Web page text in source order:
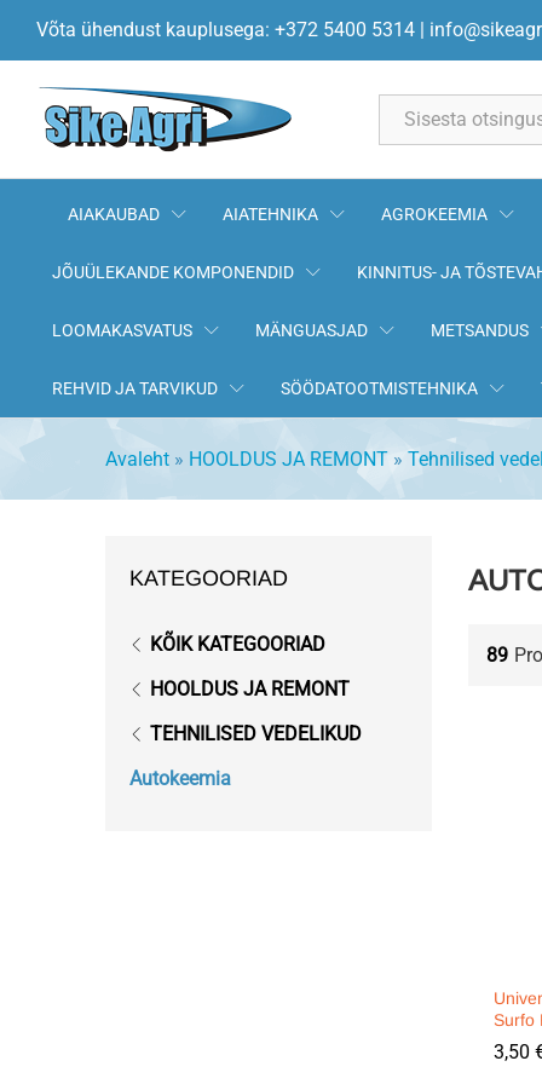
Võta ühendust kauplusega: +372 5400 5314 |
AIAKAUBAD AIATEHNIKA AGROKEEMIA
JÕUÜLEKANDE KOMPONENDID KINNITUS- JA
LOOMAKASVATUS MÄNGUASJAD METSANDUS
REHVID JA TARVIKUD SÖÖDATOOTMISTEHNIKA
Avaleht » HOOLDUS JA REMONT » Tehnilised
89
Surfo
3,50
3,50
KATEGOORIAD
KÕIK KATEGOORIAD
HOOLDUS JA REMONT
TEHNILISED VEDELIKUD
Autokeemia